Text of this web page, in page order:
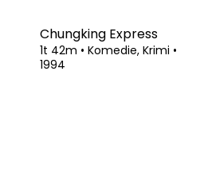
Chungking Express
1t 42m • Komedie, Krimi •
1994